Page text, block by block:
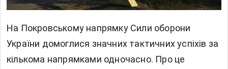
На Покровському напрямку Сили оборони
України домоглися значних тактичних успіхів за
кількома напрямками одночасно. Про це